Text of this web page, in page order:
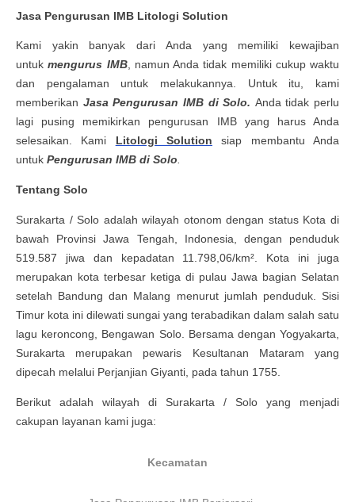
Jasa Pengurusan IMB Litologi Solution
Kami yakin banyak dari Anda yang memiliki kewajiban
untukmengurus IMB, namun Anda tidak memiliki cukup waktu
dan pengalaman untuk melakukannya. Untuk itu, kami
memberikan Jasa Pengurusan IMBdiSolo. Anda tidak perlu
lagi pusing memikirkan pengurusan IMB yang harus Anda
selesaikan. Kami Litologi Solution siap membantu Anda
untuk Pengurusan IMB di Solo
Tentang Solo
Surakarta / Solo adalah wilayah otonom dengan status Kota di
bawah Provinsi Jawa Tengah, Indonesia, dengan penduduk
519.587 jiwa dan kepadatan 11.798,06/km². Kota ini juga
merupakan kota terbesar ketiga di pulau Jawa bagian Selatan
setelah Bandung dan Malang menurut jumlah penduduk. Sisi
Timur kota ini dilewati sungai yang terabadikan dalam salah satu
lagu keroncong, Bengawan Solo. Bersama dengan Yogyakarta,
Surakarta merupakan pewaris Kesultanan Mataram yang
dipecah melalui Perjanjian Giyanti, pada tahun 1755.
Berikut adalah wilayah di Surakarta / Solo yang menjadi
cakupan layanan kami juga:
Kecamatan